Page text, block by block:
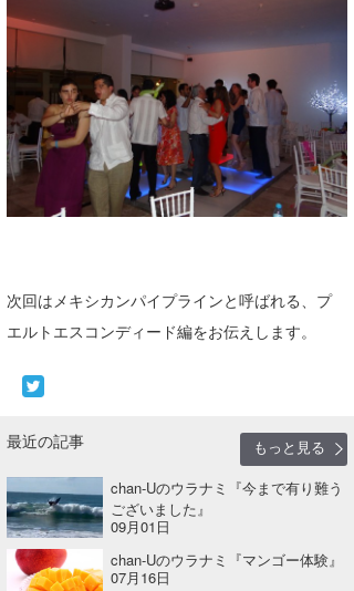
次回はメキシカンパイプラインと呼ばれる、プ
エルトエスコンディード編をお伝えします。
最近の記事
もっと見る
chan-Uのウラナミ『今まで有り難う
ございました』
09月01日
chan-Uのウラナミ『マンゴー体験』
07月16日